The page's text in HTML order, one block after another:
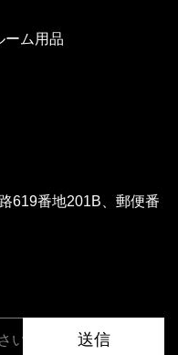
ーム用品
619番地201B、郵便番
送信